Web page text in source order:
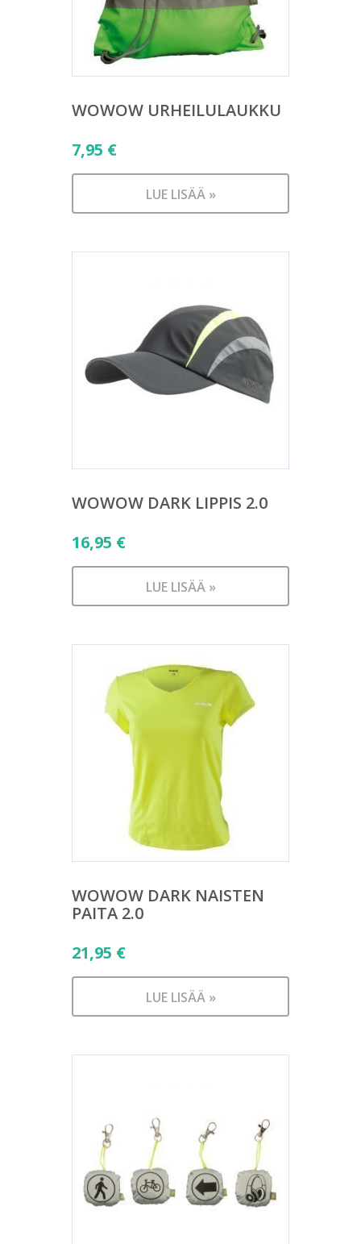
WOWOW URHEILULAUKKU
7,95 €
LUE LISÄÄ »
WOWOW DARK LIPPIS 2.0
16,95 €
LUE LISÄÄ »
WOWOW DARK NAISTEN
PAITA 2.0
21,95 €
LUE LISÄÄ »